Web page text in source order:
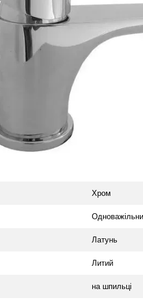
Хром
Латунь
Литий
на шпильці